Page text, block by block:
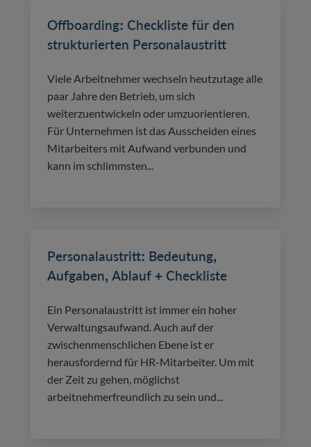
Offboarding: Checkliste für den
strukturierten Personalaustritt
Viele Arbeitnehmer wechseln heutzutage alle
paar Jahre den Betrieb, um sich
weiterzuentwickeln oder umzuorientieren.
Für Unternehmen ist das Ausscheiden eines
Mitarbeiters mit Aufwand verbunden und
kann im schlimmsten...
Personalaustritt: Bedeutung,
Aufgaben, Ablauf + Checkliste
Ein Personalaustritt ist immer ein hoher
Verwaltungsaufwand. Auch auf der
zwischenmenschlichen Ebene ist er
herausfordernd für HR-Mitarbeiter. Um mit
der Zeit zu gehen, möglichst
arbeitnehmerfreundlich zu sein und...